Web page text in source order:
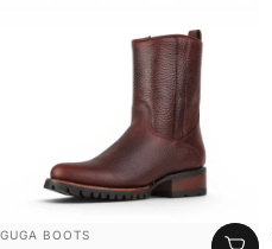
MARCA:
GUGA BOOTS